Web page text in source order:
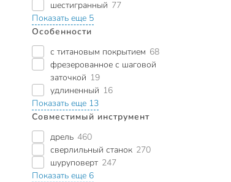
шестигранный 77
Показать еще 5
Особенности
с титановым покрытием 68
фрезерованное с шаговой
заточкой 19
удлиненный 16
Показать еще 13
Совместимый инструмент
дрель 460
сверлильный станок 270
шуруповерт 247
Показать еще 6